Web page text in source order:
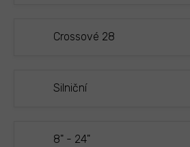
Crossové 28
Silniční
8" - 24"